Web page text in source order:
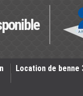
Location de benne